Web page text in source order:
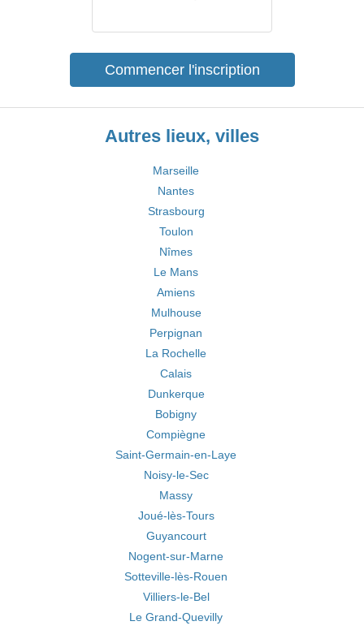
Commencer l'inscription
Autres lieux, villes
Marseille
Nantes
Strasbourg
Toulon
Nîmes
Le Mans
Amiens
Mulhouse
Perpignan
La Rochelle
Calais
Dunkerque
Bobigny
Compiègne
Saint-Germain-en-Laye
Noisy-le-Sec
Massy
Joué-lès-Tours
Guyancourt
Nogent-sur-Marne
Sotteville-lès-Rouen
Villiers-le-Bel
Le Grand-Quevilly